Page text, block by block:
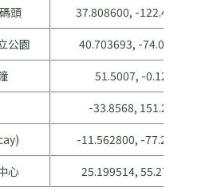
頭
37.808600, -122.409800
公園
40.703693, -74.052315
51.5007, -0.1246
-33.8568, 151.2153
-11.562800, -77.270000
心
25.199514, 55.277397